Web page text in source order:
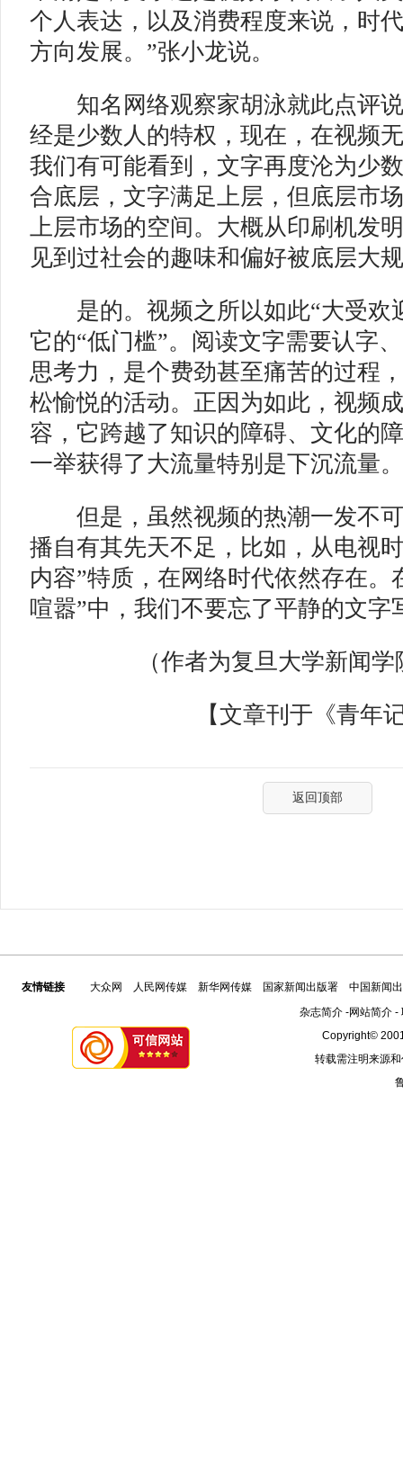
个人表达，以及消费程度来说，时
方向发展。”张小龙说。
知名网络观察家胡泳就此点评说
经是少数人的特权，现在，在视频
我们有可能看到，文字再度沦为少
合底层，文字满足上层，但底层市
上层市场的空间。大概从印刷机发
见到过社会的趣味和偏好被底层大
是的。视频之所以如此“大受欢
它的“低门槛”。阅读文字需要认字
思考力，是个费劲甚至痛苦的过程
松愉悦的活动。正因为如此，视频
容，它跨越了知识的障碍、文化的
一举获得了大流量特别是下沉流量。
但是，虽然视频的热潮一发不可
播自有其先天不足，比如，从电视
内容”特质，在网络时代依然存在。
喧嚣”中，我们不要忘了平静的文字
（作者为复旦大学新闻学
【文章刊于《青年记
返回顶部
友情链接 大众网 人民网传媒 新华网传媒 国家新闻出版署
中国新闻
杂志简介-网站简介-
Copyright©
转载需注明来源